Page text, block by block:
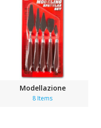
Modellazione
8 Items